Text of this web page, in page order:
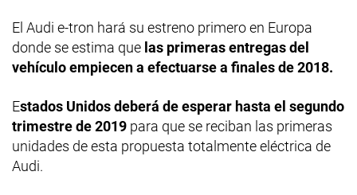
El Audi e-tron hará su estreno primero en Europa
donde se estima que las primeras entregas del
vehículo empiecen a efectuarse a finales de 2018.
Estados Unidos deberá de esperar hasta el segundo
trimestre de 2019 para que se reciban las primeras
unidades de esta propuesta totalmente eléctrica de
Audi.